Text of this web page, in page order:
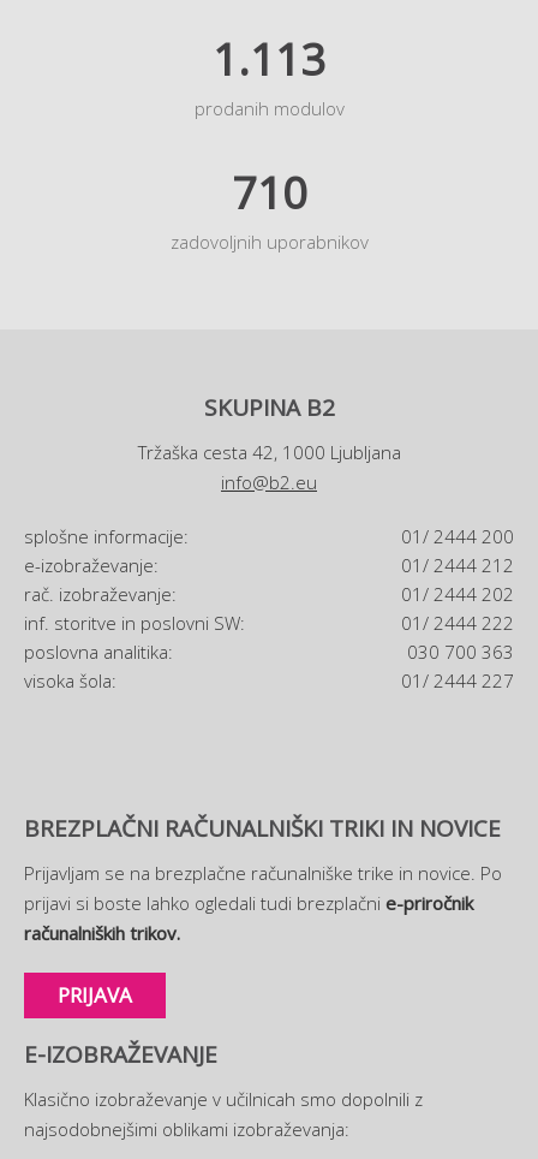
1.113
prodanih modulov
710
zadovoljnih uporabnikov
SKUPINA B2
Tržaška cesta 42, 1000 Ljubljana
info@b2.eu
splošne informacije:
01/ 2444 200
e-izobraževanje:
01/ 2444 212
rač. izobraževanje:
01/ 2444 202
inf. storitve in poslovni SW:
01/ 2444 222
poslovna analitika:
030 700 363
visoka šola:
01/ 2444 227
BREZPLAČNI RAČUNALNIŠKI TRIKI IN NOVICE
Prijavljam se na brezplačne računalniške trike in novice. Po
prijavi si boste lahko ogledali tudi brezplačni e-priročnik
računalniških trikov.
PRIJAVA
E-IZOBRAŽEVANJE
Klasično izobraževanje v učilnicah smo dopolnili z
najsodobnejšimi oblikami izobraževanja: